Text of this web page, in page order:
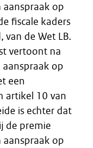
op
fiscale kaders
van de Wet LB.
vertoont na
op
een
artikel 10 van
is echter dat
de premie
op